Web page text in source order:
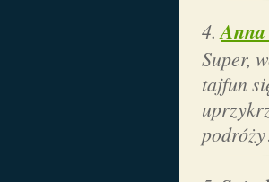
Anna
Super,
tajfun